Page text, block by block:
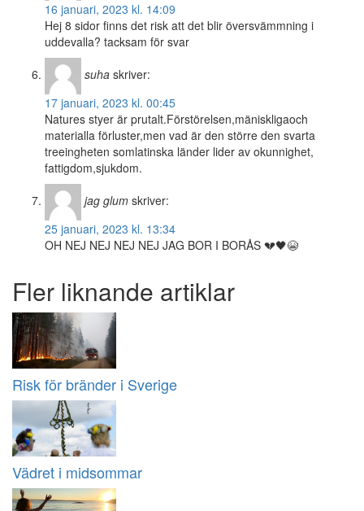
16 januari, 2023 kl. 14:09
Hej 8 sidor finns det risk att det blir översvämmning i
uddevalla? tacksam för svar
suha skriver:
17 januari, 2023 kl. 00:45
Natures styer är prutalt.Förstörelsen,mäniskligaoch
materialla förluster,men vad är den större den svarta
treeingheten somlatinska länder lider av okunnighet,
fattigdom,sjukdom.
jag glum skriver:
25 januari, 2023 kl. 13:34
OH NEJ NEJ NEJ NEJ JAG BOR I BORÅS 💔🖤😭
Fler liknande artiklar
Risk för bränder i Sverige
Vädret i midsommar